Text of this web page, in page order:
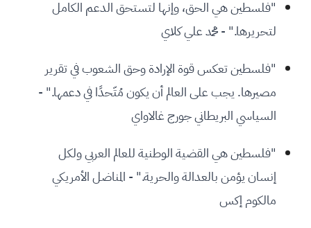
"فلسطين هي الحق، وإنها لتستحق الدعم الكامل
لتحريرها." - محمد علي كلاي
"فلسطين تعكس قوة الإرادة وحق الشعوب في تقرير
مصيرها. يجب على العالم أن يكون مُتّحدًا في دعمها." -
السياسي البريطاني جورج غالاواي
"فلسطين هي القضية الوطنية للعالم العربي ولكل
إنسان يؤمن بالعدالة والحرية." - المناضل الأمريكي
مالكوم إكس